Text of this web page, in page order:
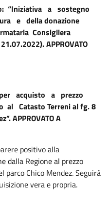
“Iniziativa a sostegno
e della donazione
Consigliera
APPROVATO
acquisto a prezzo
Catasto Terreni al fg. 8
APPROVATO A
positivo alla
dalla Regione al prezzo
parco Chico Mendez. Seguirà
vera e propria.